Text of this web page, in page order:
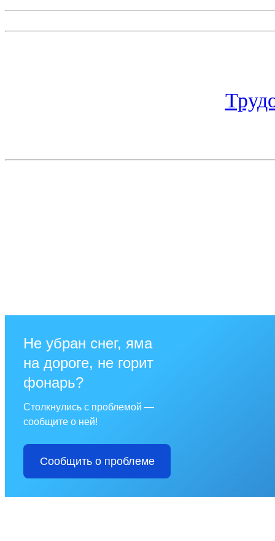
Не убран снег, яма
на дороге, не горит
фонарь?
Столкнулись с проблемой —
сообщите о ней!
Сообщить о проблеме